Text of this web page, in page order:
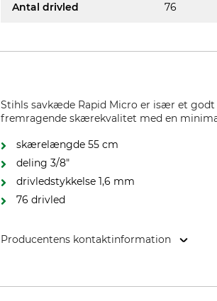
Antal drivled 76
Stihls savkæde Rapid Micro er især et
fremragende skærekvalitet med en
skærelængde 55 cm
deling 3/8"
drivledstykkelse 1,6 mm
76 drivled
Producentens kontaktinformation